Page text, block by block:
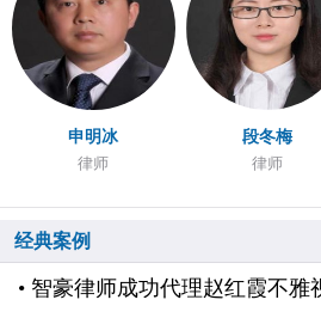
申明冰
律师
段冬梅
律师
经典案例
• 智豪律师成功代理赵红霞不雅